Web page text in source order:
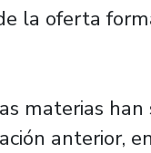
la oferta
materias
anterior,